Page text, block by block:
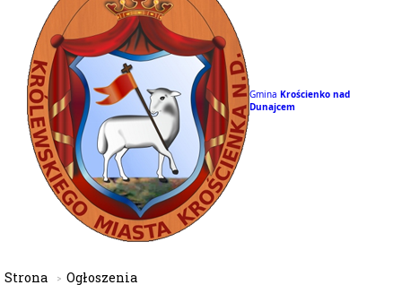
Gmina Krościenko nad
Dunajcem
Strona Ogłoszenia